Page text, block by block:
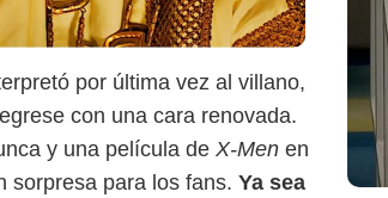
por última vez al villano,
con una cara renovada.
y una película de X-Men en
sorpresa para los fans. Ya sea